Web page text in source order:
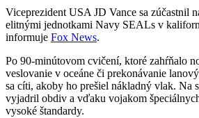
Viceprezident USA JD Vance sa zúčastnil
elitnými jednotkami Navy SEALs v
informuje Fox News.
Po 90-minútovom cvičení, ktoré zahŕňalo
veslovanie v oceáne či prekonávanie
sa cíti, akoby ho prešiel nákladný vlak. Na
vyjadril obdiv a vďaku vojakom
vysoké štandardy.